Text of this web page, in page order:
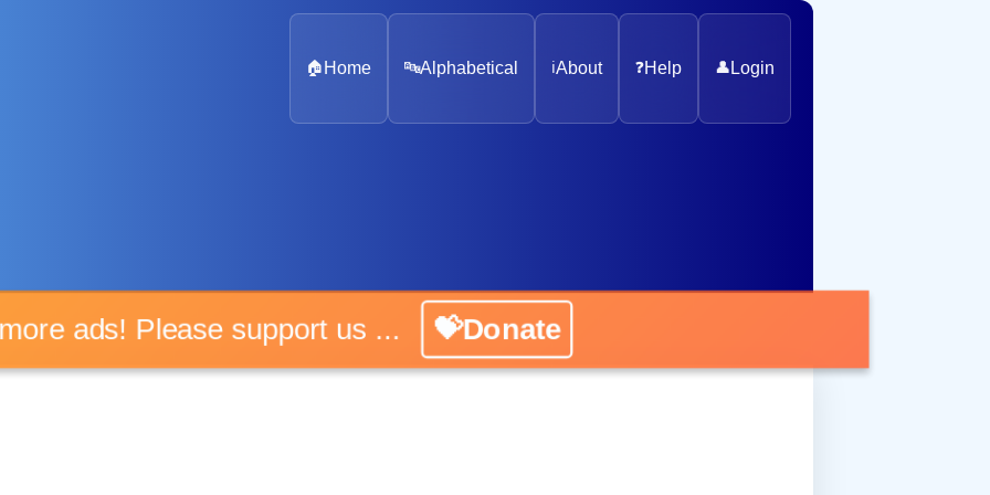
🏠 Home 🔤Alphabetical ℹ️About ❓Help 👤 Login
ads! Please support us ... 💝Donate